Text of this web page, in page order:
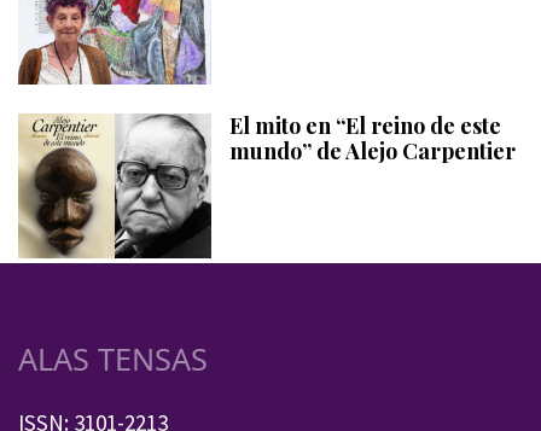
El mito en “El reino de este
mundo” de Alejo Carpentier
ALAS TENSAS
ISSN: 3101-2213